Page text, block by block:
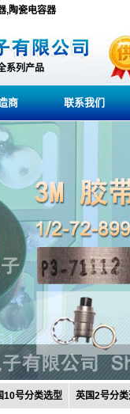
,陶瓷电容器
系列产品
商 联系我们
10号分类选型 英国2号分